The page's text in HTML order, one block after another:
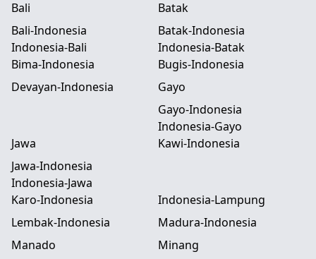
Bali
Bali-Indonesia
Indonesia-Bali
Batak
Batak-Indonesia
Indonesia-Batak
Bima-Indonesia
Bugis-Indonesia
Devayan-Indonesia
Gayo
Gayo-Indonesia
Indonesia-Gayo
Jawa
Jawa-Indonesia
Indonesia-Jawa
Kawi-Indonesia
Karo-Indonesia
Indonesia-Lampung
Lembak-Indonesia
Madura-Indonesia
Manado
Minang